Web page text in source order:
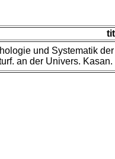
und Systematik
an der Univers. Kasan.